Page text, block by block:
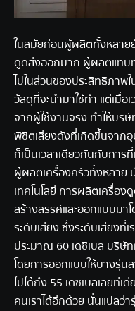
ในสมัยก่อนผู้ผลิตทั้งหลายยั
ดูดส่งออกมาก ผู้ผลิตแทบ
ไปในส่วนของประสิทธิภาพ
วัสดุที่จะนำมาใช้ทำ แต่เมื่
จากผู้ใช้งานจริง ทำให้บริ
พิชิตเสียงดังที่เกิดขึ้นจาก
ก็เป็นเวลาเดียวกันกับการ
ผู้ผลิตเครื่องครัวทั้งหลาย
เทคโนโลยี การผลิตเครื่อ
สร้างสรรค์และออกแบบม
ระดับเสียง ซึ่งระดับเสียงที่
ประมาณ 60 เดซิเบล บริษั
โดยการออกแบบให้บางรุ่น
ไปได้ถึง 55 เดซิเบลเลยที
คนเราได้อีกด้วย นั่นแปลว่